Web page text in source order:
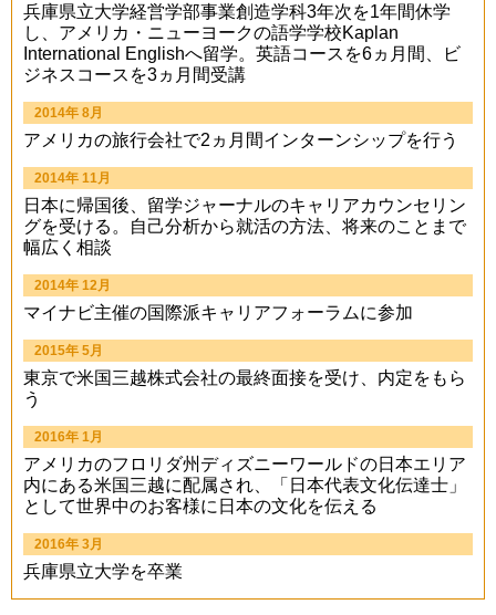
兵庫県立大学経営学部事業創造学科3年次を1年間休学
し、アメリカ・ニューヨークの語学学校Kaplan
International Englishへ留学。英語コースを6ヵ月間、ビ
ジネスコースを3ヵ月間受講
2014年 8月
アメリカの旅行会社で2ヵ月間インターンシップを行う
2014年 11月
日本に帰国後、留学ジャーナルのキャリアカウンセリン
グを受ける。自己分析から就活の方法、将来のことまで
幅広く相談
2014年 12月
マイナビ主催の国際派キャリアフォーラムに参加
2015年 5月
東京で米国三越株式会社の最終面接を受け、内定をもら
う
2016年 1月
アメリカのフロリダ州ディズニーワールドの日本エリア
内にある米国三越に配属され、「日本代表文化伝達士」
として世界中のお客様に日本の文化を伝える
2016年 3月
兵庫県立大学を卒業